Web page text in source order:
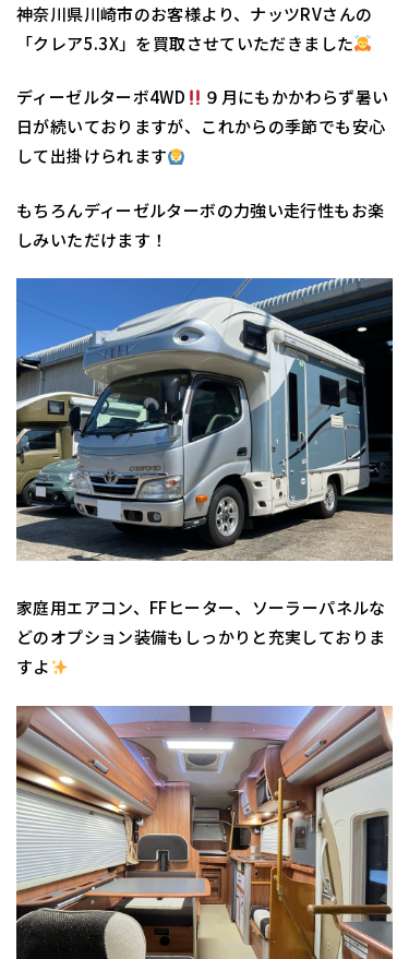
神奈川県川崎市のお客様より、ナッツRVさんの
「クレア5.3X」を買取させていただきました
ディーゼルターボ4WD
９月にもかかわらず暑い
日が続いておりますが、これからの季節でも安心
して出掛けられます
もちろんディーゼルターボの力強い走行性もお楽
しみいただけます！
家庭用エアコン、FFヒーター、ソーラーパネルな
どのオプション装備もしっかりと充実しておりま
すよ